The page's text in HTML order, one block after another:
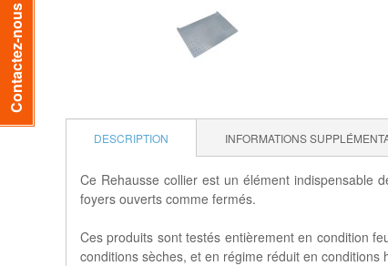
DESCRIPTION INFORMATIONS
Ce Rehausse collier est un élément indispensable
foyers ouverts comme fermés.
Ces produits sont testés entièrement en condition
conditions sèches, et en régime réduit en
Contactez-nous